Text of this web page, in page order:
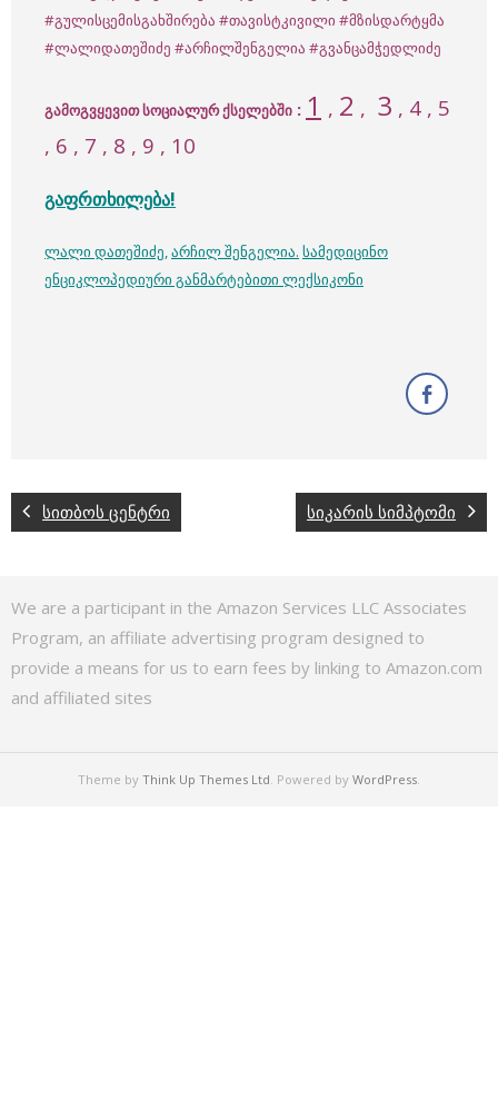
#გულისცემისგახშირება #თავისტკივილი #მზისდარტყმა
#ლალიდათეშიძე #არჩილშენგელია #გვანცამჭედლიძე
გამოგვყევით სოციალურ ქსელებში : 1 , 2 , 3 , 4 , 5
, 6 , 7 , 8 , 9 , 10
გაფრთხილება!
ლალი დათეშიძე არჩილ შენგელია. სამედიცინო
ენციკლოპედიური განმარტებითი ლექსიკონი
სითბოს ცენტრი სიკარის სიმპტომი
We are a participant in the Amazon Services LLC Associates
Program, an affiliate advertising program designed to
provide a means for us to earn fees by linking to Amazon.com
and affiliated sites
Theme by Think Up Themes Ltd . Powered by WordPress